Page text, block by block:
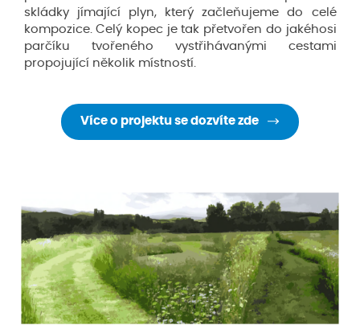
skládky jímající plyn, který začleňujeme do celé
kompozice. Celý kopec je tak přetvořen do jakéhosi
parčíku tvořeného vystřihávanými cestami
propojující několik místností.
Více o projektu se dozvíte zde